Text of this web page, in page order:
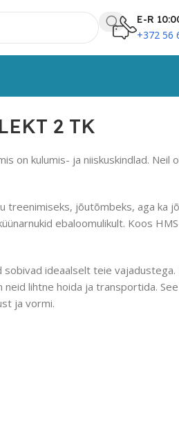
E-R
+372 56
2 TK
kulumis- ja niiskuskindlad. Neil
treenimiseks, jõutõmbeks, aga ka
ebaloomulikult. Koos
ideaalselt teie vajadustega.
lihtne hoida ja transportida.
ja vormi.